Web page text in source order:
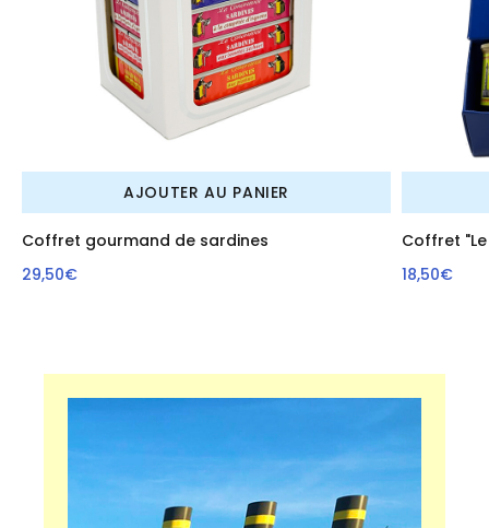
AJOUTER AU PANIER
Coffret gourmand de sardines
29,50€
Coffret
18,50€